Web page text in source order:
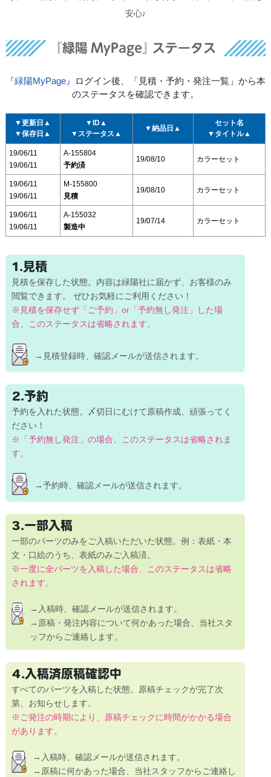
安心♪
『緑陽MyPage』
ログイン後、「見積・予約・発注一覧」から本
のステータスを確認できます。
▼更新日▲
▼保存日▲
▼ID▲
▼ステータス▲
▼納品日▲
セット名
▼タイトル▲
19/06/11
19/06/11
A-155804
予約済
19/08/10 カラーセット
19/06/11
19/06/11
M-155800
見積
19/08/10 カラーセット
19/06/11
19/06/11
A-155032
製造中
19/07/14 カラーセット
1.見積
見積を保存した状態。内容は緑陽社に届かず、お客様のみ
閲覧できます。
ぜひお気軽にご利用ください！
※見積を保存せず「ご予約」or「予約無し発注」した場
合、
このステータスは省略されます。
→見積登録時、確認メールが送信されます。
2.予約
予約を入れた状態。〆切日にむけて原稿作成、頑張ってく
ださい！
※「予約無し発注」の場合、このステータスは省略されま
す。
→予約時、確認メールが送信されます。
3.一部入稿
一部のパーツのみをご入稿いただいた状態。 例：表紙・本
文・口絵のうち、表紙のみご入稿済。
※一度に全パーツを入稿した場合、このステータスは省略
されます。
→入稿時、確認メールが送信されます。
→原稿・発注内容について何かあった場合、 当社スタ
ッフからご連絡します。
4.入稿済原稿確認中
すべてのパーツを入稿した状態。原稿チェックが完了次
第、お知らせします。
※ご発注の時期により、原稿チェックに時間がかかる場合
があります。
→入稿時、確認メールが送信されます。
→原稿に何かあった場合、当社スタッフからご連絡し